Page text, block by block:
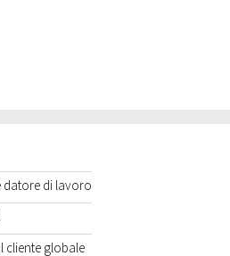
datore di lavoro
cliente globale